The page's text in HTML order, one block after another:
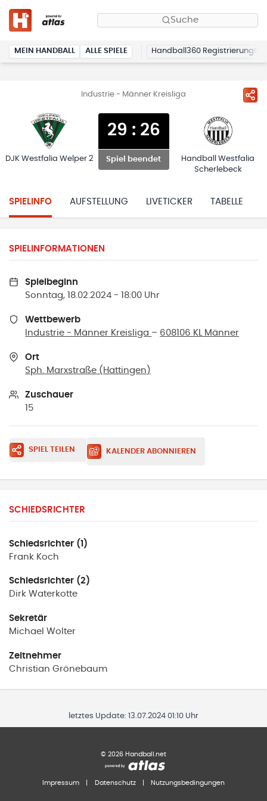
Suche
MEIN HANDBALL ALLE SPIELE Handball360 Registrierung
Industrie - Männer Kreisliga
DJK Westfalia Welper 2
29 : 26
Spiel beendet
Handball Westfalia
Scherlebeck
SPIELINFO AUFSTELLUNG LIVETICKER TABELLE
SPIELINFORMATIONEN
Spielbeginn
Sonntag, 18.02.2024 - 18:00 Uhr
Wettbewerb
Industrie - Männer Kreisliga – 608106 KL Männer
Ort
Sph. Marxstraße ( Hattingen )
Zuschauer
15
SPIEL TEILEN KALENDER ABONNIEREN
SCHIEDSRICHTER
Schiedsrichter (1)
Frank Koch
Schiedsrichter (2)
Dirk Waterkotte
Sekretär
Michael Wolter
Zeitnehmer
Christian Grönebaum
letztes Update: 13.07.2024 01:10 Uhr
© 2026 Handball.net
Impressum Datenschutz Nutzungsbedingungen